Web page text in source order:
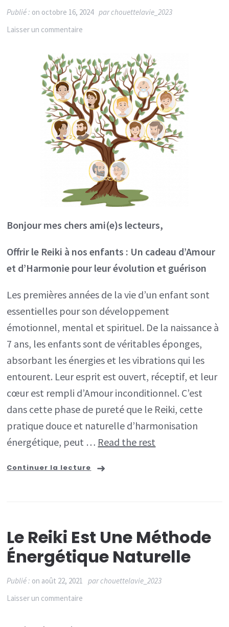
Publié : on octobre 16, 2024 parchouettelavie_2023
Laisser un commentaire
à
vos
Enfants
un
Trésor
d’Amour
Les
Bienfaits
du
Reiki
0
à
7
ans
Bonjour mes chers ami(e)s lecteurs,
Offrir le Reiki à nos enfants : Un cadeau d’Amour
et d’Harmonie pour leur évolution et guérison
Les premières années de la vie d’un enfant sont
essentielles pour son développement
émotionnel, mental et spirituel. De la naissance à
7 ans, les enfants sont de véritables éponges,
absorbant les énergies et les vibrations qui les
entourent. Leur esprit est ouvert, réceptif, et leur
cœur est rempli d’Amour inconditionnel. C’est
dans cette phase de pureté que le Reiki, cette
pratique douce et naturelle d’harmonisation
énergétique, peut … Read the rest
Continuer la lecture
Le Reiki Est Une Méthode
Énergétique Naturelle
Publié : on août 22, 2021 parchouettelavie_2023
Laisser un commentaire